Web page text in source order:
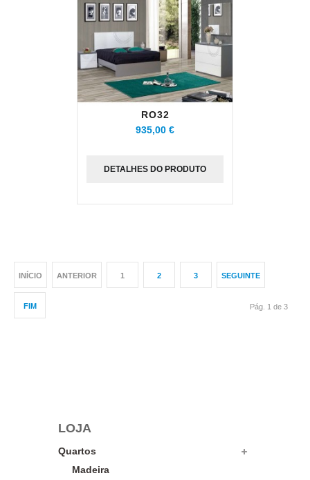
RO32
935,00 €
DETALHES DO PRODUTO
INÍCIO ANTERIOR 1 2 3 SEGUINTE
FIM Pág. 1 de 3
LOJA
Quartos
Madeira